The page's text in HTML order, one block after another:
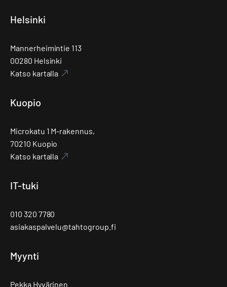
Helsinki
Mannerheimintie 113
00280 Helsinki
Katso kartalla
Kuopio
Microkatu 1 M-rakennus,
70210 Kuopio
Katso kartalla
IT-tuki
010 320 7780
asiakaspalvelu@tahtogroup.fi
Myynti
Pekka Hyvärinen